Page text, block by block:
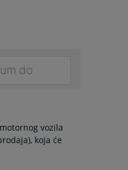
vozila
koja će